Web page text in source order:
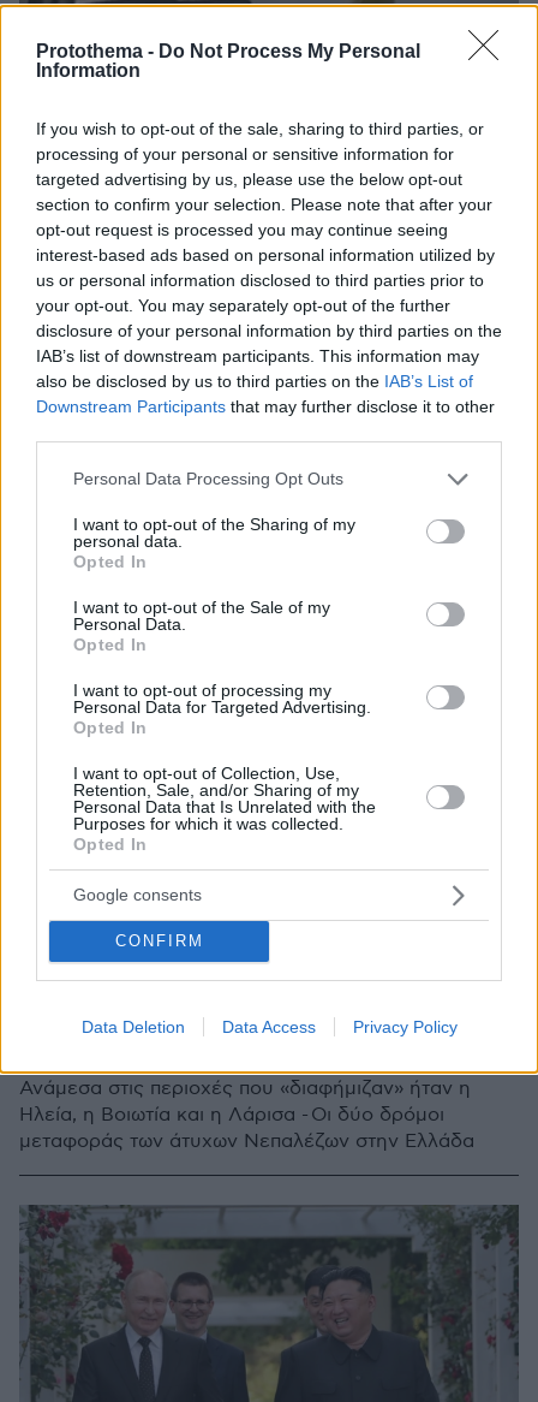
Protothema - Do Not Process My Personal
Information
If you wish to opt-out of the sale, sharing to third parties, or
processing of your personal or sensitive information for
targeted advertising by us, please use the below opt-out
section to confirm your selection. Please note that after your
opt-out request is processed you may continue seeing
interest-based ads based on personal information utilized by
us or personal information disclosed to third parties prior to
your opt-out. You may separately opt-out of the further
disclosure of your personal information by third parties on the
IAB’s list of downstream participants. This information may
also be disclosed by us to third parties on the IAB’s List of
Downstream Participants that may further disclose it to other
Please note that this website/app uses one or more Google
not limited to your visit or usage behaviour. You may click to
grant or deny consent to Google and its third-party tags to
use your data for below specified purposes in below Google
consent section.
Personal Data Processing Opt Outs
I want to opt-out of the Sharing of my
personal data.
Opted In
I want to opt-out of the Sale of my
Personal Data.
Opted In
I want to opt-out of processing my
Personal Data for Targeted Advertising.
Opted In
I want to opt-out of Collection, Use,
Retention, Sale, and/or Sharing of my
Personal Data that Is Unrelated with the
Purposes for which it was collected.
Opted In
Google consents
CONFIRM
Data Deletion Data Access Privacy Policy
Κρεμασμένοι στα 828 μέτρα: Εργάτες από το Νεπάλ
καθαρίζουν το ψηλότερο κτίριο του κόσμου στο
Ντουμπάι σε βίντεο που κόβει την ανάσα
Κυρίως μετανάστες από φτωχές χώρες εργάζονται
στο Burj Khalifa, ρισκάροντας τη ζωή τους για έναν
μισθό που δύσκολα φτάνει για να ζήσουν
21.12.2025, 09:36 90
Με 150 σκηνοθετημένα βίντεο στο TikTok έστηναν την
Ανάμεσα στις περιοχές που «διαφήμιζαν» ήταν η
Ηλεία, η Βοιωτία και η Λάρισα - Οι δύο δρόμοι
μεταφοράς των άτυχων Νεπαλέζων στην Ελλάδα